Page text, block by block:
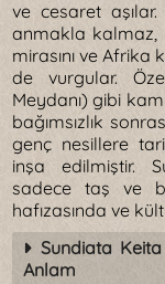
ve cesaret
anmakla kalmaz,
mirasını ve Afrika
de vurgular.
Meydanı) gibi
bağımsızlık
genç nesillere
inşa edilmiştir.
sadece taş ve
hafızasında ve
Sundiata
Anlam